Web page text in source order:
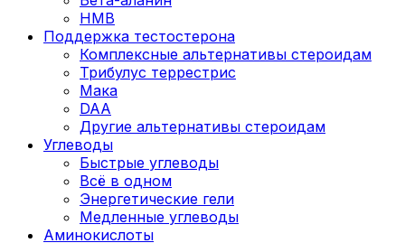
HMB
Поддержка тестостерона
Комплексные альтернативы стероидам
Трибулус террестрис
Мака
DAA
Другие альтернативы стероидам
Углеводы
Быстрые углеводы
Всё в одном
Энергетические гели
Медленные углеводы
Аминокислоты